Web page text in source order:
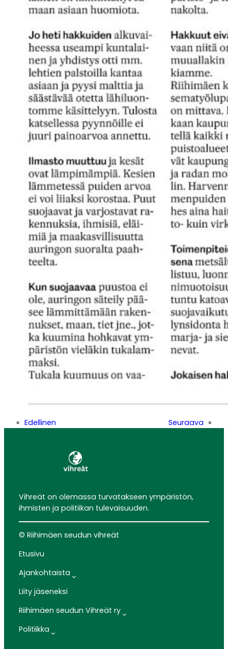
« Edellinen Seuraava »
Vihreät on olemassa turvatakseen ympäristön,
ihmisten ja politiikan tulevaisuuden.
© Riihimäen seudun vihreät
Etusivu
Ajankohtaista
Liity jäseneksi
Riihimäen seudun Vihreät ry
Politiikka